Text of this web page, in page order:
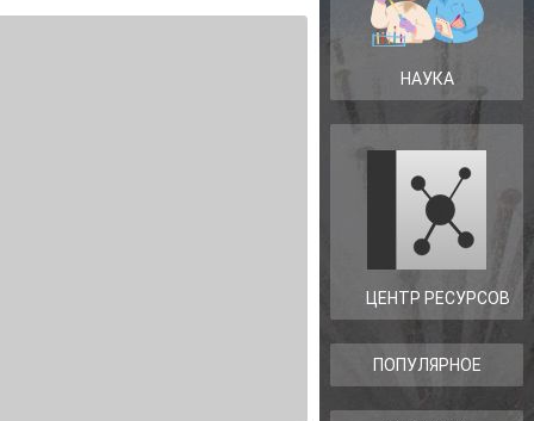
НАУКА
ЦЕНТР РЕСУРСОВ
ПОПУЛЯРНОЕ